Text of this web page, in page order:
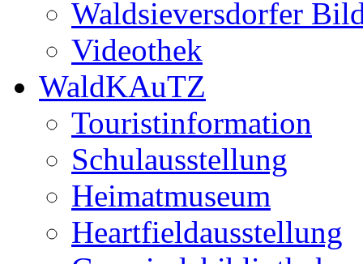
Waldsieversdorfer
Videothek
WaldKAuTZ
Touristinformation
Schulausstellung
Heimatmuseum
Heartfieldausstellung